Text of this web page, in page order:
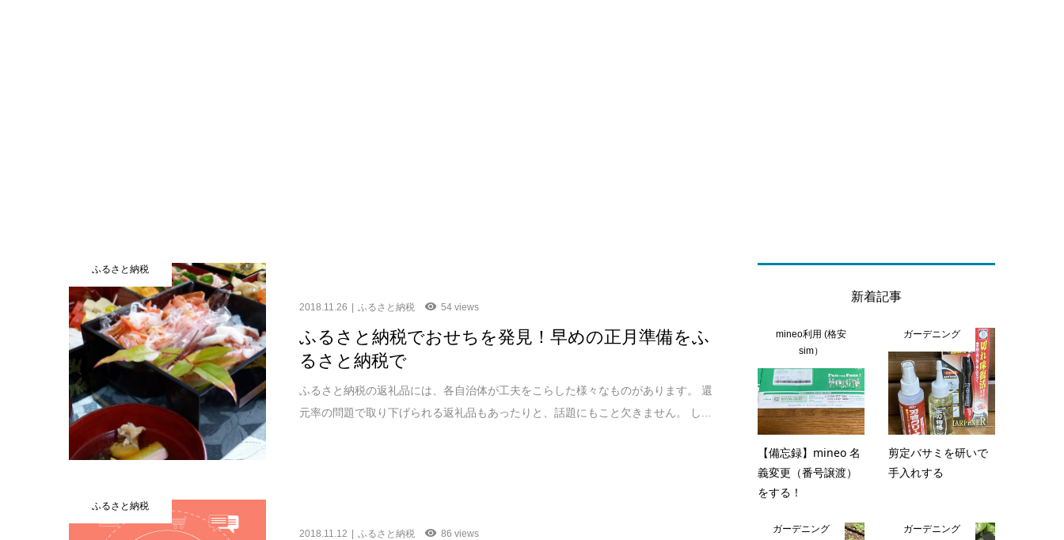
ふるさと納税
2018.11.26 ふるさと納税 54 views
ふるさと納税でおせちを発見！早めの正月準備をふ
るさと納税で
ふるさと納税の返礼品には、各自治体が工夫をこらした様々なものがあります。 還
元率の問題で取り下げられる返礼品もあったりと、話題にもこと欠きません。 し...
ふるさと納税
2018.11.12 ふるさと納税 86 views
新着記事
mineo利用 (格安
sim）
【備忘録】mineo 名
義変更（番号譲渡）
をする！
ガーデニング
剪定バサミを研いで
手入れする
ガーデニング ガーデニング